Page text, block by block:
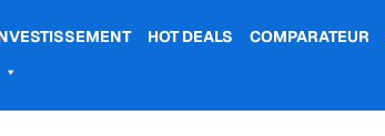
HOT DEALS COMPARATEUR